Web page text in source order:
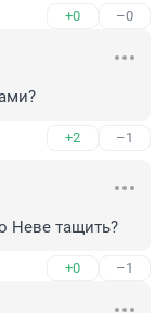
+0 –0
+2 –1
Неве тащить?
+0 –1